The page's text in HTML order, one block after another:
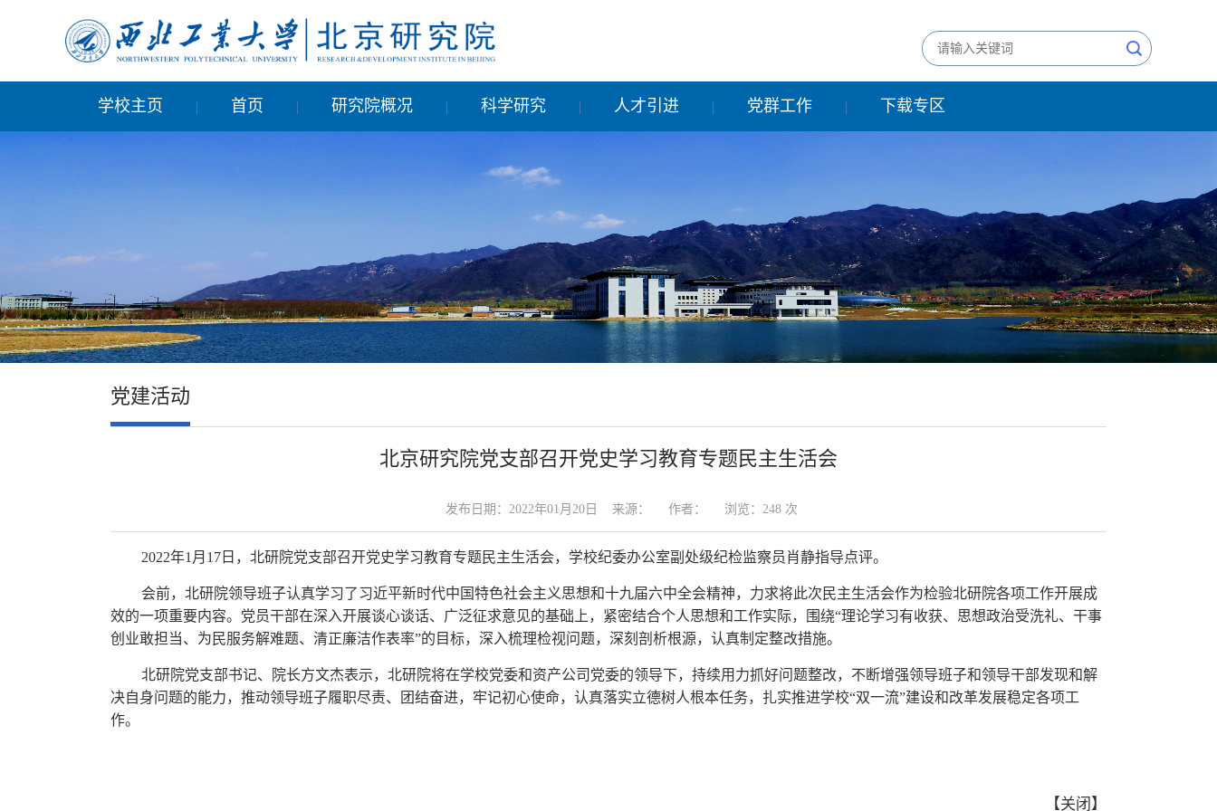
学校主页 | 首页 | 研究院概况 | 科学研究 | 人才引进 | 党群工作 | 下载专区
党建活动
北京研究院党支部召开党史学习教育专题民主生活会
发布日期：2022年01月20日 来源： 作者： 浏览： 248 次
2022年1月17日，北研院党支部召开党史学习教育专题民主生活会，学校纪委办公室副处级纪检监察员肖静指导点评。
会前，北研院领导班子认真学习了习近平新时代中国特色社会主义思想和十九届六中全会精神，力求将此次民主生活会作为检验北研院各项工作开展成
效的一项重要内容。党员干部在深入开展谈心谈话、广泛征求意见的基础上，紧密结合个人思想和工作实际，围绕“理论学习有收获、思想政治受洗礼、干事
创业敢担当、为民服务解难题、清正廉洁作表率”的目标，深入梳理检视问题，深刻剖析根源，认真制定整改措施。
北研院党支部书记、院长方文杰表示，北研院将在学校党委和资产公司党委的领导下，持续用力抓好问题整改，不断增强领导班子和领导干部发现和解
决自身问题的能力，推动领导班子履职尽责、团结奋进，牢记初心使命，认真落实立德树人根本任务，扎实推进学校“双一流”建设和改革发展稳定各项工
作。
【关闭 】